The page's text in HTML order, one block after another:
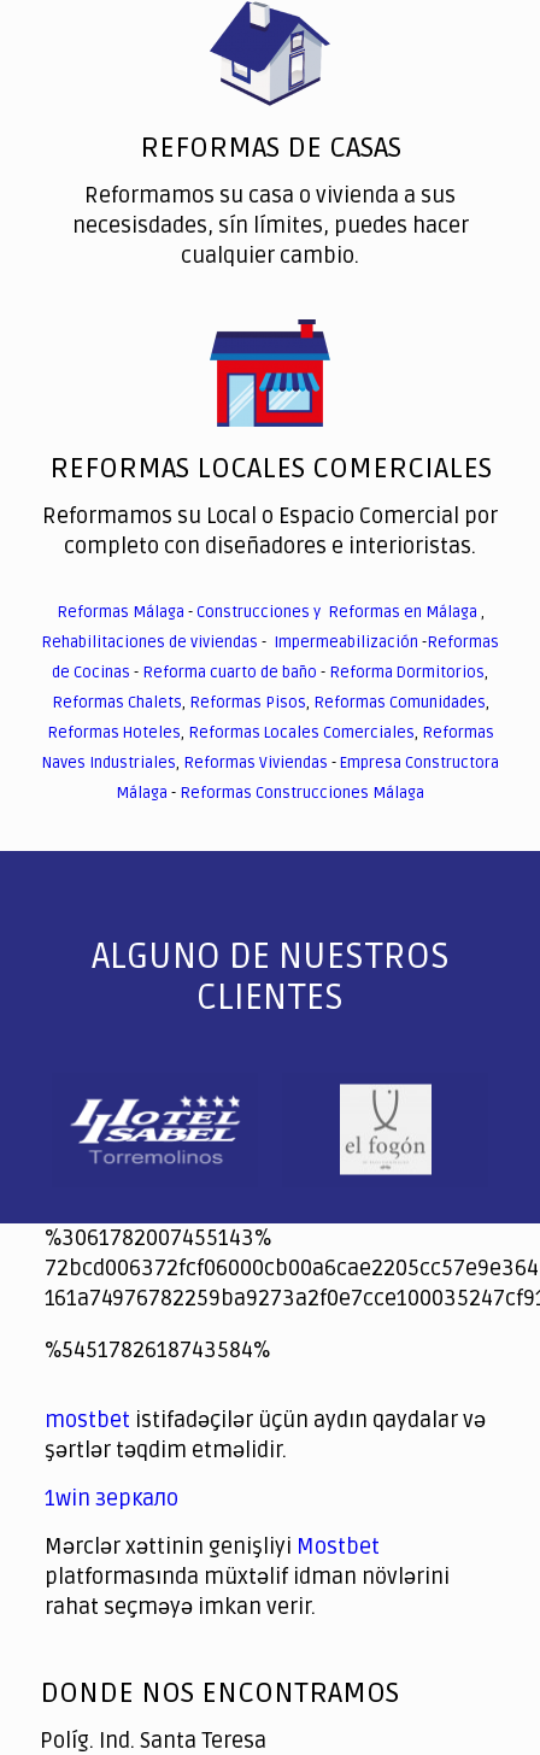
REFORMAS DE CASAS
Reformamos su casa o vivienda a sus
necesisdades, sín límites, puedes hacer
cualquier cambio.
REFORMAS LOCALES COMERCIALES
Reformamos su Local o Espacio Comercial por
completo con diseñadores e interioristas.
Reformas Málaga -Construcciones y Reformas en Málaga ,
Rehabilitaciones de viviendas - Impermeabilización -Reformas
de Cocinas - Reforma cuarto de baño - Reforma Dormitorios,
Reformas Chalets, Reformas Pisos, Reformas Comunidades,
Reformas Hoteles, Reformas Locales Comerciales, Reformas
Naves Industriales, Reformas Viviendas -Empresa Constructora
Málaga - Reformas Construcciones Málaga
ALGUNO DE NUESTROS
CLIENTES
%3061782007455143%
jeetcity
1xbet
jeet city casino
%5451782618743584%
spintiger
Avabet
Spinrise
Crown Green
Crowngreen casino login
슈가 러쉬1000 슬롯
crazy time casino online
1xcasinozambia.com
codingworldnews.com
parimatch.kr
winorio
winorio casino
winorio
mostbet istifadəçilər üçün aydın qaydalar və
şərtlər təqdim etməlidir.
1win зеркало
Mərclər xəttinin genişliyi Mostbet
platformasında müxtəlif idman növlərini
rahat seçməyə imkan verir.
of
DONDE NOS ENCONTRAMOS
Políg. Ind. Santa Teresa